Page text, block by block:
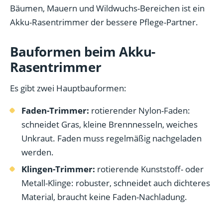
Bäumen, Mauern und Wildwuchs-Bereichen ist ein
Akku-Rasentrimmer der bessere Pflege-Partner.
Bauformen beim Akku-
Rasentrimmer
Es gibt zwei Hauptbauformen:
Faden-Trimmer: rotierender Nylon-Faden:
schneidet Gras, kleine Brennnesseln, weiches
Unkraut. Faden muss regelmäßig nachgeladen
werden.
Klingen-Trimmer: rotierende Kunststoff- oder
Metall-Klinge: robuster, schneidet auch dichteres
Material, braucht keine Faden-Nachladung.